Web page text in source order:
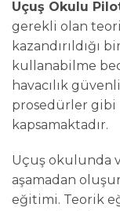
Uçuş Okulu
gerekli olan
kazandırıldığı
kullanabilme
havacılık
prosedürler
kapsamaktadır.
Uçuş okulunda
aşamadan
eğitimi. Teorik